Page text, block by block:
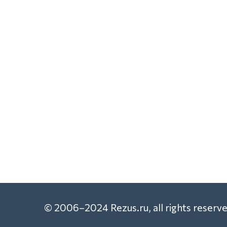
© 2006–2024 Rezus.ru, all rights